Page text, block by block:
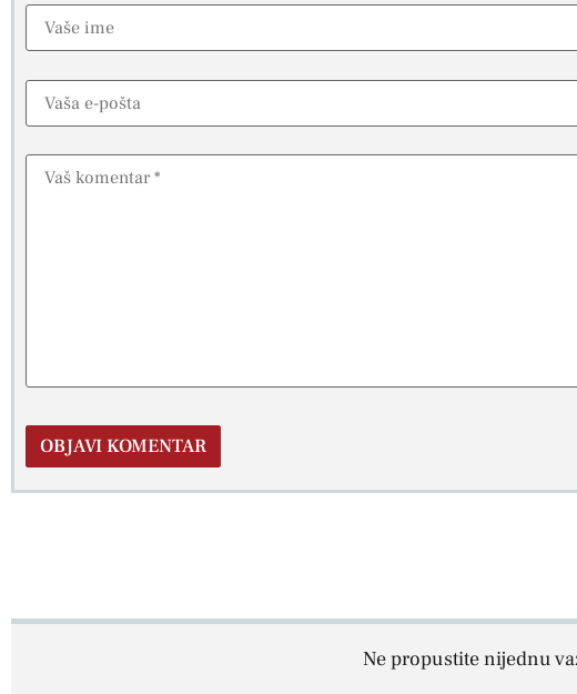
Ne propustite nijednu